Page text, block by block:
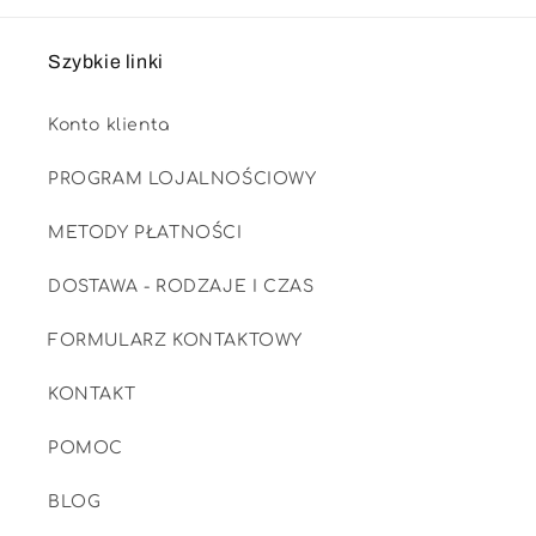
Szybkie linki
Konto klienta
PROGRAM LOJALNOŚCIOWY
METODY PŁATNOŚCI
DOSTAWA - RODZAJE I CZAS
FORMULARZ KONTAKTOWY
KONTAKT
POMOC
BLOG